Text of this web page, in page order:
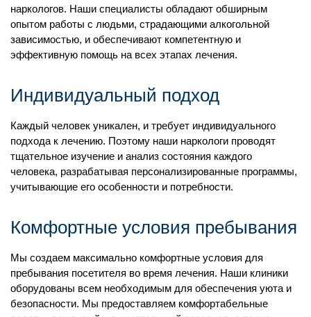
наркологов. Наши специалисты обладают обширным
опытом работы с людьми, страдающими алкогольной
зависимостью, и обеспечивают компетентную и
эффективную помощь на всех этапах лечения.
Индивидуальный подход
Каждый человек уникален, и требует индивидуального
подхода к лечению. Поэтому наши наркологи проводят
тщательное изучение и анализ состояния каждого
человека, разрабатывая персонализированные программы,
учитывающие его особенности и потребности.
Комфортные условия пребывания
Мы создаем максимально комфортные условия для
пребывания посетителя во время лечения. Наши клиники
оборудованы всем необходимым для обеспечения уюта и
безопасности. Мы предоставляем комфортабельные